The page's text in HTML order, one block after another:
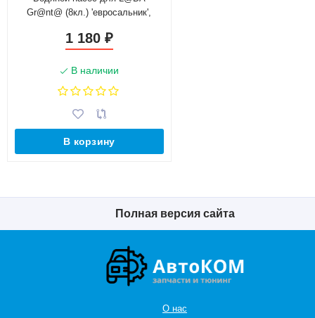
Gr@nt@ (8кл.) 'евросальник',
1307010Т "ТУРБО" с
увеличенной производительности
1 180 ₽
В наличии
В корзину
Полная версия сайта
О нас